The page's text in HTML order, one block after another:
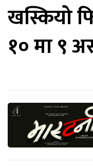
खस्कियो
१० मा ९